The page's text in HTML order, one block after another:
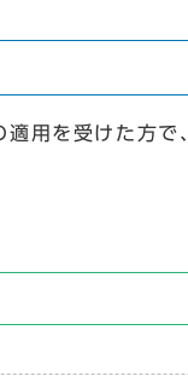
を受けた方で